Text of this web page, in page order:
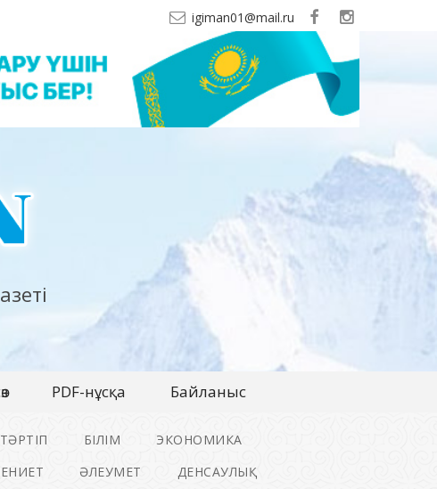
igiman01@mail.ru
PDF-нұсқа Байланыс
БІЛІМ
ЭКОНОМИКА
ӘЛЕУМЕТ
ДЕНСАУЛЫҚ